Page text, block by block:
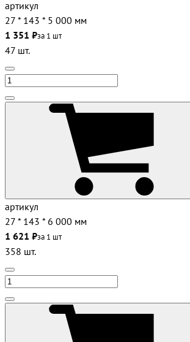
артикул
27 * 143 * 5 000 мм
1 351 ₽за 1 шт
47 шт.
артикул
27 * 143 * 6 000 мм
1 621 ₽за 1 шт
358 шт.